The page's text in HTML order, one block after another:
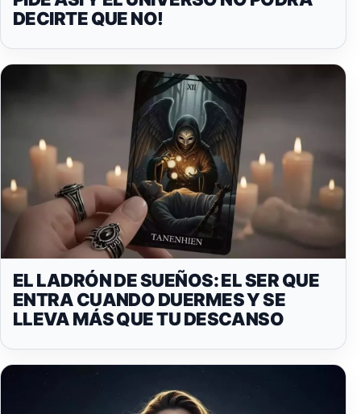
DECIRTE QUE NO!
EL LADRÓN DE SUEÑOS: EL SER QUE
ENTRA CUANDO DUERMES Y SE
LLEVA MÁS QUE TU DESCANSO